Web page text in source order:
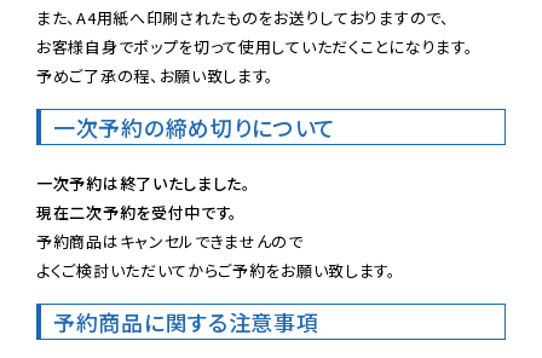
また、A4用紙へ印刷されたものをお送りしておりますので、
お客様自身でポップを切って使用していただくことになります。
予めご了承の程、お願い致します。
一次予約の締め切りについて
一次予約は終了いたしました。
現在二次予約を受付中です。
予約商品はキャンセルできませんので
よくご検討いただいてからご予約をお願い致します。
予約商品に関する注意事項